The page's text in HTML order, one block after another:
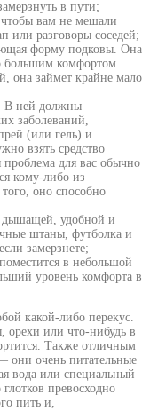
в пути;
вам не мешали
или разговоры соседей;
форму подковы. Она
большим комфортом.
она займет крайне мало
В ней должны
заболеваний,
(или гель) и
взять средство
для вас обычно
кому-либо из
оно способно
дышащей, удобной и
штаны, футболка и
замерзнете;
в небольшой
уровень комфорта в
какой-либо перекус.
орехи или что-нибудь в
Также отличным
они очень питательные
вода или специальный
превосходно
пить и,